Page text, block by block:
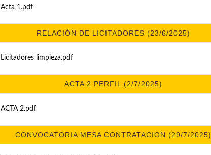
Acta 1.pdf
RELACIÓN DE LICITADORES (23/6/2025)
Licitadores limpieza.pdf
ACTA 2 PERFIL (2/7/2025)
ACTA 2.pdf
CONVOCATORIA MESA CONTRATACION (29/7/2025)